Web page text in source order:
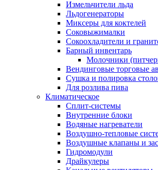
Измельчители льда
Льдогенераторы
Миксеры для коктелей
Соковыжималки
Сокоохладители и
Барный инвентарь
Молочники
Вендинговые торговые
Сушка и полировка
Для розлива пива
Климатическое
Сплит-системы
Внутренние блоки
Водяные нагреватели
Воздушно-тепловые
Воздушные клапаны и
Гидромодули
Драйкулеры